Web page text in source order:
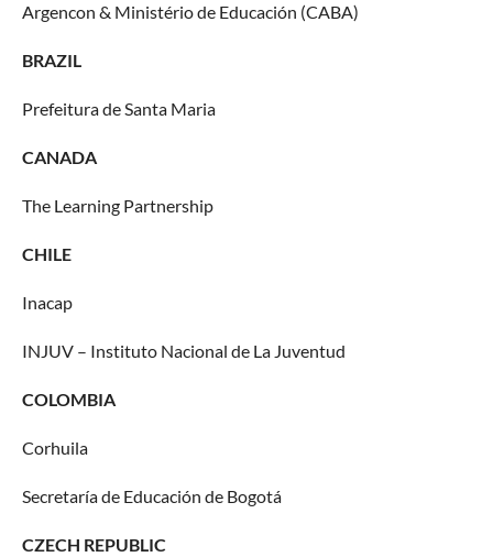
Argencon & Ministério de Educación (CABA)
BRAZIL
Prefeitura de Santa Maria
CANADA
The Learning Partnership
CHILE
Inacap
INJUV – Instituto Nacional de La Juventud
COLOMBIA
Corhuila
Secretaría de Educación de Bogotá
CZECH REPUBLIC